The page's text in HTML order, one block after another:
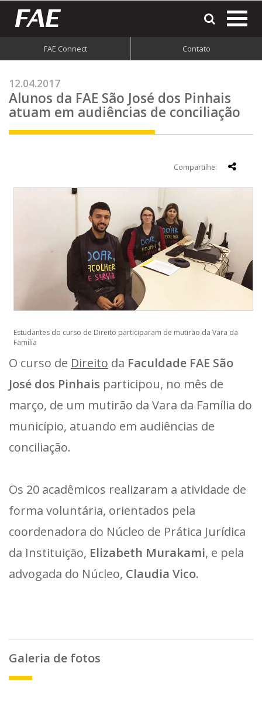
FAE Connect Contato
12.04.2017
Alunos da FAE São José dos Pinhais
atuam em audiências de conciliação
Compartilhe:
Estudantes do curso de Direito participaram de mutirão da Vara da
Família
O curso de Direito da Faculdade FAE São
José dos Pinhais participou, no mês de
março, de um mutirão da Vara da Família do
município, atuando em audiências de
conciliação.
Os 20 acadêmicos realizaram a atividade de
forma voluntária, orientados pela
coordenadora do Núcleo de Prática Jurídica
da Instituição, Elizabeth Murakami, e pela
advogada do Núcleo, Claudia Vico.
Galeria de fotos